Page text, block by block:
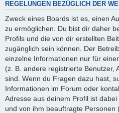
REGELUNGEN BEZÜGLICH DER
Zweck eines Boards ist es, einen
zu ermöglichen. Du bist dir daher
Profils und die von dir erstellten
zugänglich sein können. Der
einzelne Informationen nur für
(z. B. andere registrierte Benutzer,
sind. Wenn du Fragen dazu hast,
Informationen im Forum oder
Adresse aus deinem Profil ist
und von ihm beauftragte Personen